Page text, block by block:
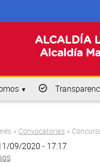
ALCALDÍA
Alcaldía
» Convocatorias »
09/2020 - 17:17